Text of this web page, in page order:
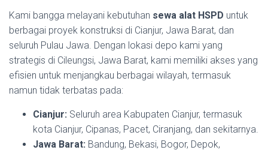
Kami bangga melayani kebutuhan sewa alat HSPD untuk
berbagai proyek konstruksi di Cianjur, Jawa Barat, dan
seluruh Pulau Jawa. Dengan lokasi depo kami yang
strategis di Cileungsi, Jawa Barat, kami memiliki akses yang
efisien untuk menjangkau berbagai wilayah, termasuk
namun tidak terbatas pada:
Cianjur: Seluruh area Kabupaten Cianjur, termasuk
kota Cianjur, Cipanas, Pacet, Ciranjang, dan sekitarnya.
Jawa Barat: Bandung, Bekasi, Bogor, Depok,